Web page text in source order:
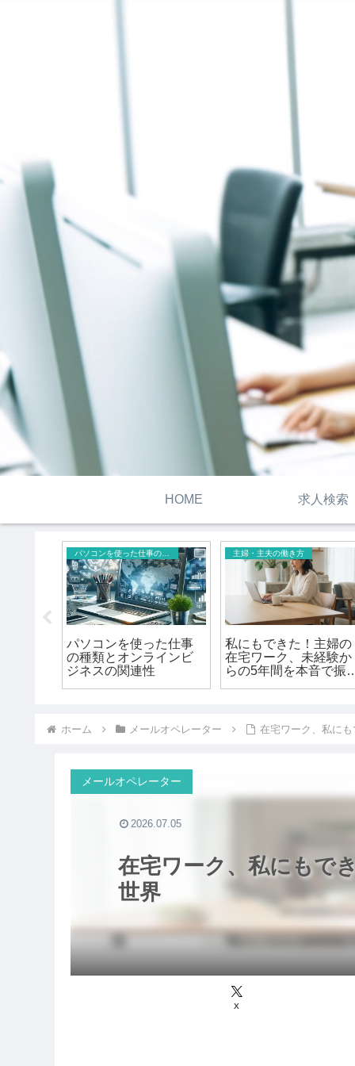
HOME 求人検索
パソコンを使った仕事
の種類とオンラインビ
ジネスの関連性
主婦・主夫の働き方
私にもできた！主婦の
在宅ワーク、未経験か
らの5年間を本音で振
ホーム メールオペレーター 在宅ワーク、私に
在宅ワーク、私にもで
世界
メールオペレーター
X
2026.07.05